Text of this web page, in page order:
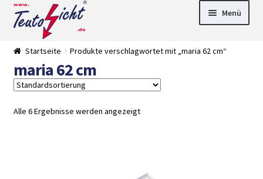
Zur
Navigation
springen
Springe
zum
Menü
► LED Panel
►
Startseite Produkte verschlagwortet mit „maria 62 cm“
maria 62 cm
Alle 6 Ergebnisse werden angezeigt